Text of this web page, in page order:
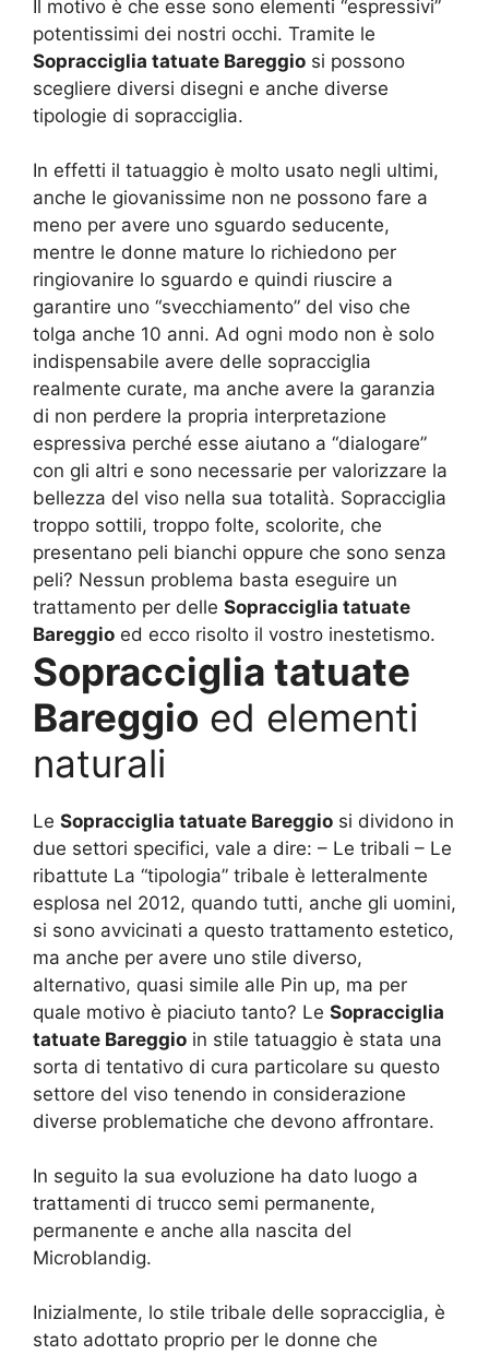
Il motivo è che esse sono elementi “espressivi”
potentissimi dei nostri occhi. Tramite le
Sopracciglia tatuate Bareggio si possono
scegliere diversi disegni e anche diverse
tipologie di sopracciglia.
In effetti il tatuaggio è molto usato negli ultimi,
anche le giovanissime non ne possono fare a
meno per avere uno sguardo seducente,
mentre le donne mature lo richiedono per
ringiovanire lo sguardo e quindi riuscire a
garantire uno “svecchiamento” del viso che
tolga anche 10 anni. Ad ogni modo non è solo
indispensabile avere delle sopracciglia
realmente curate, ma anche avere la garanzia
di non perdere la propria interpretazione
espressiva perché esse aiutano a “dialogare”
con gli altri e sono necessarie per valorizzare la
bellezza del viso nella sua totalità. Sopracciglia
troppo sottili, troppo folte, scolorite, che
presentano peli bianchi oppure che sono senza
peli? Nessun problema basta eseguire un
trattamento per delle Sopracciglia tatuate
Bareggio ed ecco risolto il vostro inestetismo.
Sopracciglia tatuate
Bareggio ed elementi
naturali
Le Sopracciglia tatuate Bareggio si dividono in
due settori specifici, vale a dire: – Le tribali – Le
ribattute La “tipologia” tribale è letteralmente
esplosa nel 2012, quando tutti, anche gli uomini,
si sono avvicinati a questo trattamento estetico,
ma anche per avere uno stile diverso,
alternativo, quasi simile alle Pin up, ma per
quale motivo è piaciuto tanto? Le Sopracciglia
tatuate Bareggio in stile tatuaggio è stata una
sorta di tentativo di cura particolare su questo
settore del viso tenendo in considerazione
diverse problematiche che devono affrontare.
In seguito la sua evoluzione ha dato luogo a
trattamenti di trucco semi permanente,
permanente e anche alla nascita del
Microblandig.
Inizialmente, lo stile tribale delle sopracciglia, è
stato adottato proprio per le donne che